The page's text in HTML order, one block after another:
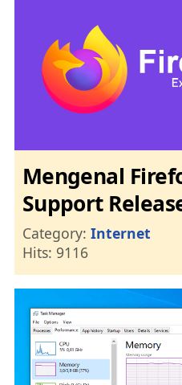
Mengenal
Support
Details
Category: Internet
Hits: 9116